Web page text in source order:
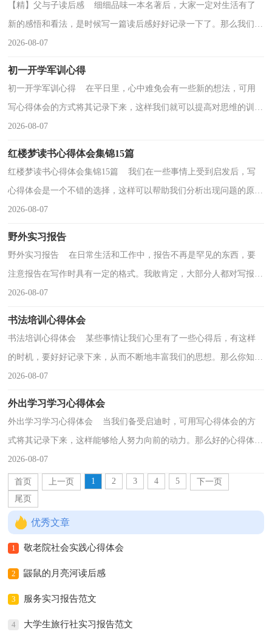
【精】父与子读后感 细细品味一本名著后，大家一定对生活有了
新的感悟和看法，是时候写一篇读后感好好记录一下了。那么我们如
何去写读后感呢？以下是小编收集整理的父与子读后...
2026-08-07
初一开学军训心得
初一开学军训心得 在平日里，心中难免会有一些新的想法，可用
写心得体会的方式将其记录下来，这样我们就可以提高对思维的训
练。到底应如何写心得体会呢？下面是小编精心整理的初...
2026-08-07
红楼梦读书心得体会集锦15篇
红楼梦读书心得体会集锦15篇 我们在一些事情上受到启发后，写
心得体会是一个不错的选择，这样可以帮助我们分析出现问题的原
因，从而找出解决问题的办法。应该怎么写才合适呢？以...
2026-08-07
野外实习报告
野外实习报告 在日常生活和工作中，报告不再是罕见的东西，要
注意报告在写作时具有一定的格式。我敢肯定，大部分人都对写报告
很是头疼的，以下是小编精心整理的野外实习报告，供大...
2026-08-07
书法培训心得体会
书法培训心得体会 某些事情让我们心里有了一些心得后，有这样
的时机，要好好记录下来，从而不断地丰富我们的思想。那么你知道
心得体会如何写吗？下面是小编为大家收集的书法培训...
2026-08-07
外出学习学习心得体会
外出学习学习心得体会 当我们备受启迪时，可用写心得体会的方
式将其记录下来，这样能够给人努力向前的动力。那么好的心得体会
是什么样的呢？下面是小编为大家整理的外出学习学...
2026-08-07
首页 上一页 1 2 3 4 5
下一页
尾页
优秀文章
1 敬老院社会实践心得体会
2 鼹鼠的月亮河读后感
3 服务实习报告范文
4 大学生旅行社实习报告范文